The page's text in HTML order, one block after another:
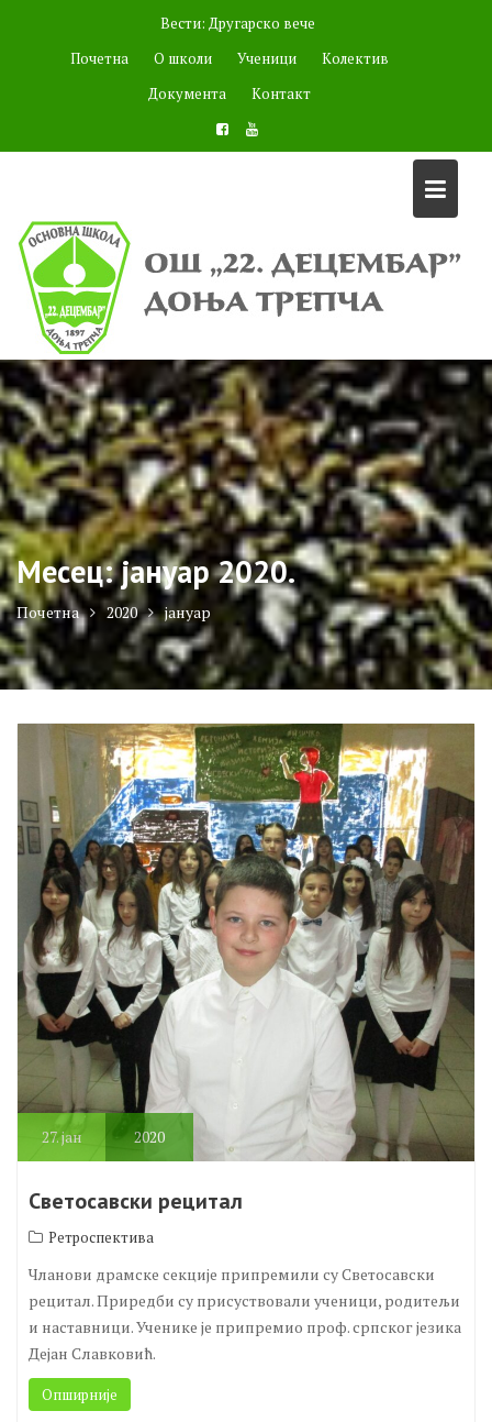
Вести: Другарско вече
Почетна
О школи Ученици
Колектив
Документа
Контакт
Месец:јануар 2020.
Почетна 2020 јануар
27.јан 2020
Светосавски рецитал
Ретроспектива
Чланови драмске секције припремили су Светосавски
рецитал. Приредби су присуствовали ученици, родитељи
и наставници. Ученике је припремио проф. српског језика
Дејан Славковић.
Опширније